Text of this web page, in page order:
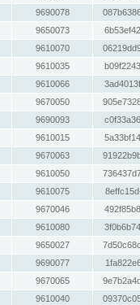
9690078
9650073
9610070
9610035
9610066
9670050
9690093
9610015
9670063
9610050
9610075
9670046
9610080
9650027
9690077
9670065
9610040